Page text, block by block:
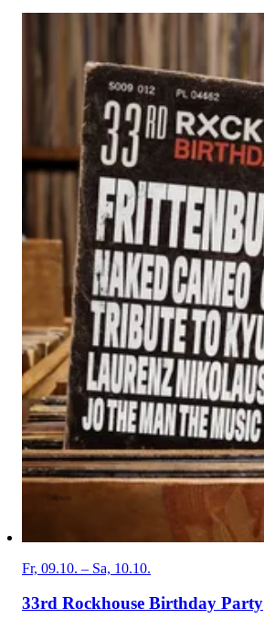
Fr, 09.10. – Sa, 10.10.
33rd Rockhouse Birthday Party